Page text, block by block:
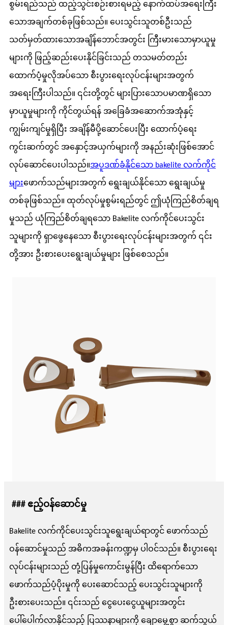
စွမ်းရည်သည် ထည့်သွင်းစဉ်းစားရမည့် နောက်ထပ်အရေးကြီး
သောအချက်တစ်ခုဖြစ်သည်။ ပေးသွင်းသူတစ်ဦးသည်
သတ်မှတ်ထားသောအချိန်ဘောင်အတွင်း ကြီးမားသောမှာယူမှု
များကို ဖြည့်ဆည်းပေးနိုင်ခြင်းသည် တသမတ်တည်း
ထောက်ပံ့မှုလိုအပ်သော စီးပွားရေးလုပ်ငန်းများအတွက်
အရေးကြီးပါသည်။ ၎င်းတို့တွင် များပြားသောပမာဏရှိသော
မှာယူမှုများကို ကိုင်တွယ်ရန် အခြေခံအဆောက်အအုံနှင့်
ကျွမ်းကျင်မှုရှိပြီး အချိန်မီပို့ဆောင်ပေးပြီး ထောက်ပံ့ရေး
ကွင်းဆက်တွင် အနှောင့်အယှက်များကို အနည်းဆုံးဖြစ်အောင်
လုပ်ဆောင်ပေးပါသည်။အပူဒဏ်ခံနိုင်သော bakelite လက်ကိုင်
များဖောက်သည်များအတွက် ရွေးချယ်နိုင်သော ရွေးချယ်မှု
တစ်ခုဖြစ်သည်။ ထုတ်လုပ်မှုစွမ်းရည်တွင် ဤယုံကြည်စိတ်ချရ
မှုသည် ယုံကြည်စိတ်ချရသော Bakelite လက်ကိုင်ပေးသွင်း
သူများကို ရှာဖွေနေသော စီးပွားရေးလုပ်ငန်းများအတွက် ၎င်း
တို့အား ဦးစားပေးရွေးချယ်မှုများ ဖြစ်စေသည်။
### ဧည့်ဝန်ဆောင်မှု
Bakelite လက်ကိုင်ပေးသွင်းသူရွေးချယ်ရာတွင် ဖောက်သည်
ဝန်ဆောင်မှုသည် အဓိကအခန်းကဏ္ဍမှ ပါဝင်သည်။ စီးပွားရေး
လုပ်ငန်းများသည် တုံ့ပြန်မှုကောင်းမွန်ပြီး ထိရောက်သော
ဖောက်သည်ပံ့ပိုးမှုကို ပေးဆောင်သည့် ပေးသွင်းသူများကို
ဦးစားပေးသည်။ ၎င်းသည် ငွေပေးငွေယူများအတွင်း
ပေါ်ပေါက်လာနိုင်သည့် ပြဿနာများကို ချောမွေ့စွာ ဆက်သွယ်